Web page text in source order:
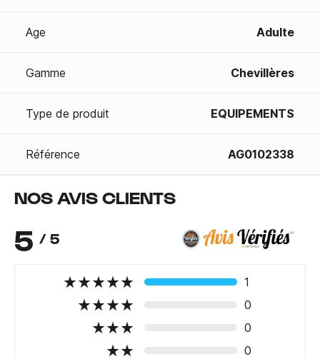
Age Adulte
Gamme Chevillères
Type de produit EQUIPEMENTS
Référence AG0102338
NOS AVIS CLIENTS
5 / 5
1
0
0
0